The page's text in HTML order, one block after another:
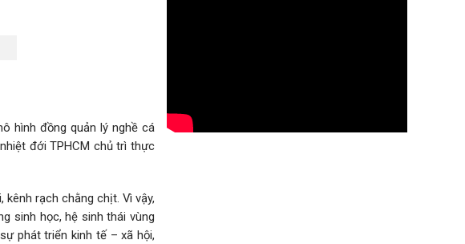
hình đồng quản lý nghề cá
đới TPHCM chủ trì thực
rạch chằng chịt. Vì vậy,
sinh học, hệ sinh thái vùng
phát triển kinh tế – xã hội,